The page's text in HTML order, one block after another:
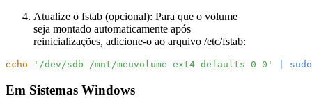
Atualize o fstab (opcional): Para que o volume
seja montado automaticamente após
reinicializações, adicione-o ao arquivo /etc/fstab:
echo '/dev/sdb /mnt/meuvolume ext4 defaults 0 0' sudo
Em Sistemas Windows